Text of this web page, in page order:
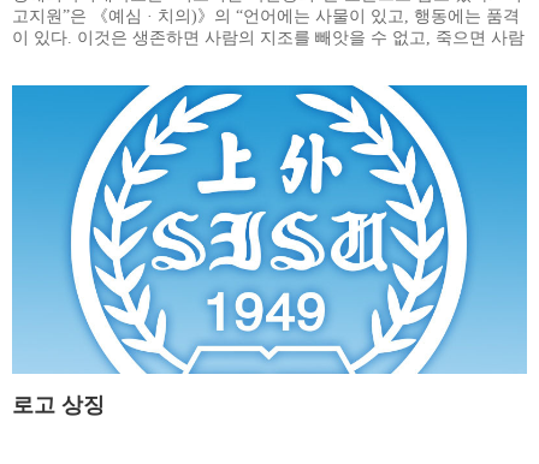
고지원”은 《예심 · 치의)》의 “언어에는 사물이 있고, 행동에는 품격
이 있다. 이것은 생존하면 사람의 지조를 빼앗을 수 없고, 죽으면 사람
조) 량나라의 소통이 편찬한 《문선》의 “기개가 높고 큰 뜻을 품어서
마치 무적인 듯 하다”에서 따온 것이다.
로고 상징